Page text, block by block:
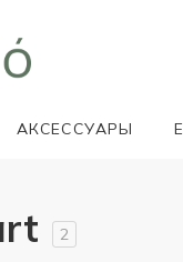
АКСЕССУАРЫ
2